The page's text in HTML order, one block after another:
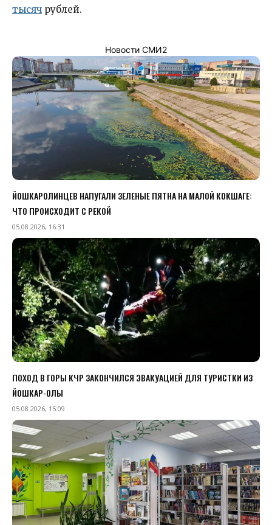
тысяч рублей.
Новости СМИ2
ЙОШКАРОЛИНЦЕВ НАПУГАЛИ ЗЕЛЕНЫЕ ПЯТНА НА МАЛОЙ КОКШАГЕ:
ЧТО ПРОИСХОДИТ С РЕКОЙ
05.08.2026, 16:31
ПОХОД В ГОРЫ КЧР ЗАКОНЧИЛСЯ ЭВАКУАЦИЕЙ ДЛЯ ТУРИСТКИ ИЗ
ЙОШКАР-ОЛЫ
05.08.2026, 15:09